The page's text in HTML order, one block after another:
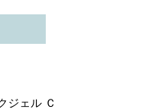
ェル Ｃ